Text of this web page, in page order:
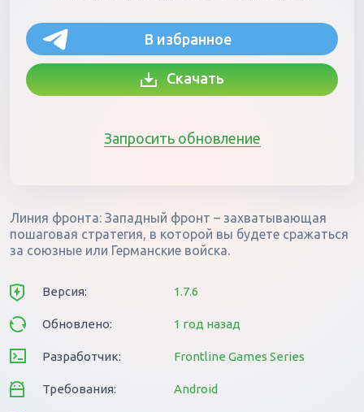
В избранное
Скачать
Запросить обновление
Линия фронта: Западный фронт – захватывающая
пошаговая стратегия, в которой вы будете сражаться
за союзные или Германские войска.
Версия: 1.7.6
Обновлено: 1 год назад
Разработчик: Frontline Games Series
Требования: Android